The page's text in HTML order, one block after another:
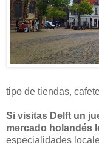
tipo de tiendas,
Si visitas Delft un
mercado holandés
especialidades